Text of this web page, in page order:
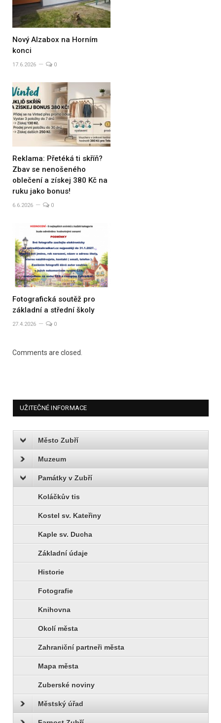
Nový Alzabox na Horním
konci
17.6.2026 0
Reklama: Přetéká ti skříň?
Zbav se nenošeného
oblečení a získej 380 Kč na
ruku jako bonus!
6.6.2026 0
Fotografická soutěž pro
základní a střední školy
27.4.2026 0
Comments are closed.
UŽITEČNÉ INFORMACE
Město Zubří
Muzeum
Památky v Zubří
Koláčkův tis
Kostel sv. Kateřiny
Kaple sv. Ducha
Základní údaje
Historie
Fotografie
Knihovna
Okolí města
Zahraniční partneři města
Mapa města
Zuberské noviny
Městský úřad